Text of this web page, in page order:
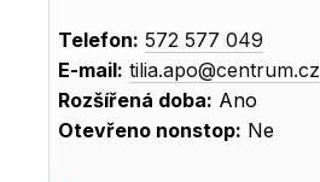
Telefon: 572 577 049
E-mail: tilia.apo@centrum.cz
Rozšířená doba: Ano
Otevřeno nonstop: Ne